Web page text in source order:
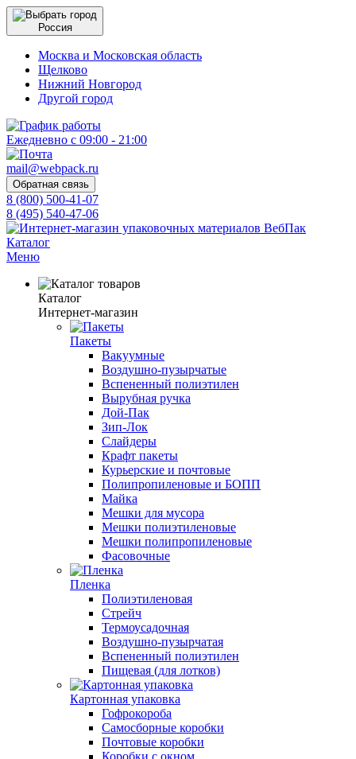
Россия
Москва и Московская область
Щелково
Нижний Новгород
Другой город
Ежедневно с 09:00 - 21:00
mail@webpack.ru
Обратная связь
8 (800) 500-41-07
8 (495) 540-47-06
Каталог
Меню
Каталог
Интернет-магазин
Пакеты
Вакуумные
Воздушно-пузырчатые
Вспененный полиэтилен
Вырубная ручка
Дой-Пак
Зип-Лок
Слайдеры
Крафт пакеты
Курьерские и почтовые
Полипропиленовые и БОПП
Майка
Мешки для мусора
Мешки полиэтиленовые
Мешки полипропиленовые
Фасовочные
Пленка
Полиэтиленовая
Стрейч
Термоусадочная
Воздушно-пузырчатая
Вспененный полиэтилен
Пищевая (для лотков)
Картонная упаковка
Гофрокороба
Самосборные коробки
Почтовые коробки
Коробки с окном